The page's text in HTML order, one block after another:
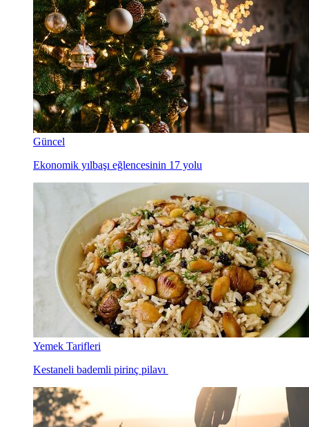
Güncel
Ekonomik yılbaşı eğlencesinin 17 yolu
Yemek Tarifleri
Kestaneli bademli pirinç pilavı